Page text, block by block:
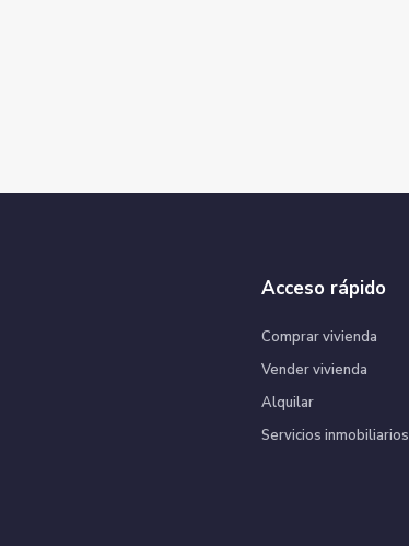
Acceso rápido
Comprar vivienda
Vender vivienda
Alquilar
Servicios inmobiliarios